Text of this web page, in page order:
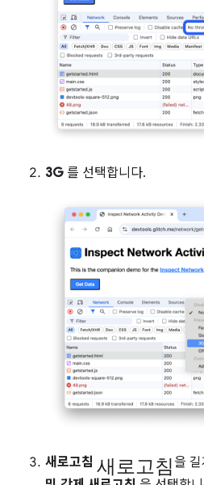
3G 를 선택합니다.
새로고침 새로고침 을